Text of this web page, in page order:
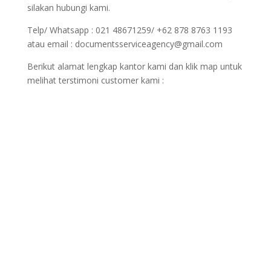
silakan hubungi kami.
Telp/ Whatsapp : 021 48671259/ +62 878 8763 1193
atau email : documentsserviceagency@gmail.com
Berikut alamat lengkap kantor kami dan klik map untuk
melihat terstimoni customer kami :